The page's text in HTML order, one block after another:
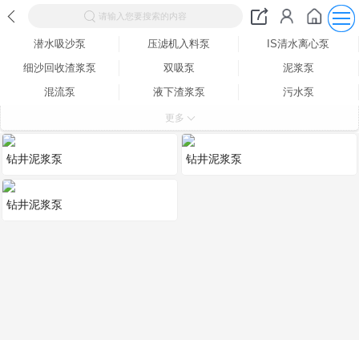
请输入您要搜索的内容
潜水吸沙泵 压滤机入料泵
IS清水离心泵
细沙回收渣浆泵
双吸泵
泥浆泵
混流泵
液下渣浆泵
污水泵
D型多级泵
钻井泥浆泵
卧式吸沙泵
管道增压泵
更多
钻井泥浆泵
钻井泥浆泵
钻井泥浆泵